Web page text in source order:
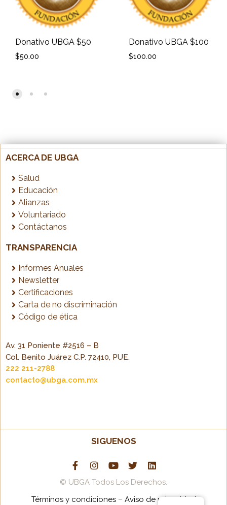
Donativo UBGA $50
$50.00
Donativo UBGA $100
$100.00
ACERCA DE UBGA
Salud
Educación
Alianzas
Voluntariado
Contáctanos
TRANSPARENCIA
Informes Anuales
Newsletter
Certificaciones
Carta de no discriminación
Código de ética
Av. 31 Poniente #2516 – B
Col. Benito Juárez C.P. 72410, PUE.
222 211-2788
contacto@ubga.com.mx
SIGUENOS
© UBGA Todos Los Derechos.
Términos y condiciones – Aviso de privacidad